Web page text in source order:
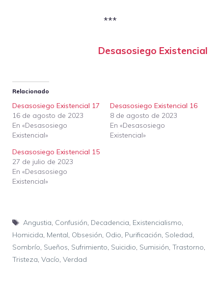
***
Desasosiego Existencial
Relacionado
Desasosiego Existencial 17
16 de agosto de 2023
En «Desasosiego
Existencial»
Desasosiego Existencial 16
8 de agosto de 2023
En «Desasosiego
Existencial»
Desasosiego Existencial 15
27 de julio de 2023
En «Desasosiego
Existencial»
Etiquetas
Angustia, Confusión, Decadencia, Existencialismo,
Homicida, Mental, Obsesión, Odio, Purificación, Soledad,
Sombrío, Sueños, Sufrimiento, Suicidio, Sumisión, Trastorno,
Tristeza, Vacío, Verdad